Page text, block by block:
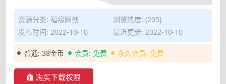
资源分类: 福缘网创
浏览热度: (205)
发布时间: 2022-10-10
最近更新: 2022-10-10
普通: 38金币 会员: 免费 永久会员: 免费
购买下载权限